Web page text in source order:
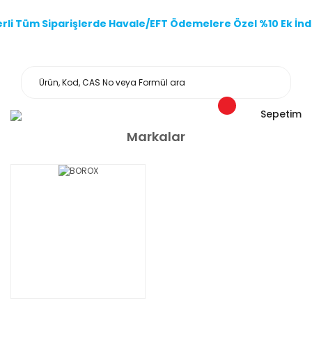
Tüm Siparişlerde Havale/EFT Ödemelere Özel %10 Ek
Sepetim
Markalar